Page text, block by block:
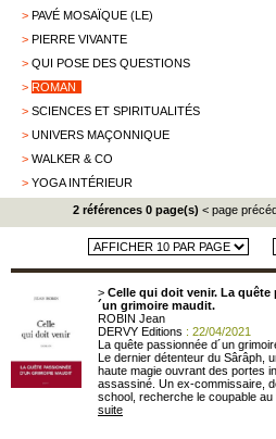
> PAVÉ MOSAÏQUE (LE)
> PIERRE VIVANTE
> QUI POSE DES QUESTIONS
> ROMAN
> SCIENCES ET SPIRITUALITÉS
> UNIVERS MAÇONNIQUE
> WALKER & CO
> YOGA INTÉRIEUR
2 références 0 page(s) < page
> Celle qui doit venir. La quête
´un grimoire maudit.
ROBIN Jean
DERVY Editions : 22/04/2021
La quête passionnée d´un
Le dernier détenteur du Sârâph,
haute magie ouvrant des portes
assassiné. Un ex-commissaire,
school, recherche le coupable au
suite